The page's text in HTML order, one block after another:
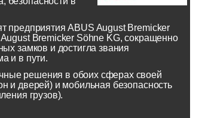
предприятия ABUS August Bremicker
Bremicker Söhne KG, сокращенно
замков и достигла звания
и в пути.
решения в обоих сферах своей
и дверей) и мобильная безопасность
грузов).